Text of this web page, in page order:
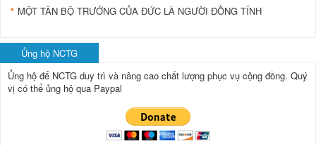
MỘT TÂN BỘ TRƯỞNG CỦA ĐỨC LÀ NGƯỜI ĐỒNG TÍNH
Ủng hộ NCTG
Ủng hộ để NCTG duy trì và nâng cao chất lượng phục vụ cộng đồng. Quý
vị có thể ủng hộ qua Paypal